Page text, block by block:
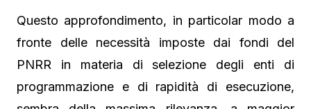
Questo approfondimento, in particolar modo a
fronte delle necessità imposte dai fondi del
PNRR in materia di selezione degli enti di
programmazione e di rapidità di esecuzione,